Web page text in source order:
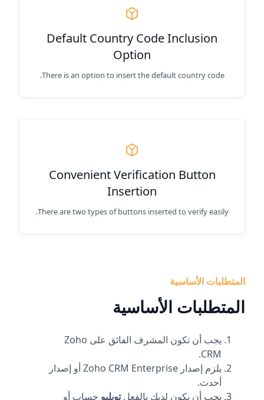
Default Country Code Inclusion
Option
There is an option to insert the default country code.
Convenient Verification Button
Insertion
There are two types of buttons inserted to verify easily.
المتطلبات الأساسية
المتطلبات الأساسية
يجب أن تكون المشرف الفائق على Zoho
CRM.
يلزم إصدار Zoho CRM Enterprise أو إصدار
أحدث.
يجب أن يكون لديك بالفعلتويليو حساب أو